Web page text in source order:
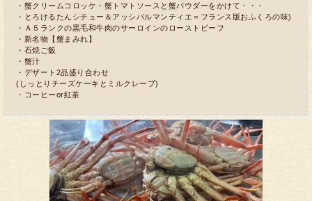
・蟹クリームコロッケ・蟹トマトソースと蟹パウダーをかけて・・・
・とろけるたんシチュー＆アッシパルマンティエ＝フランス版おふくろの味)
・Ａ５ランクの黒毛和牛肉のサーロインのローストビーフ
・新名物【蟹まみれ】
・石焼ご飯
・蟹汁
・デザート2品盛り合わせ
(しっとりチーズケーキとミルクレープ)
・コーヒーor紅茶